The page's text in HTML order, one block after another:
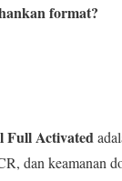
format?
Full Activated
dan keamanan